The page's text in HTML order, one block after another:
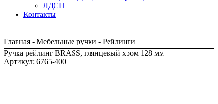
ЛДСП
Контакты
Главная - Мебельные ручки - Рейлинги
Ручка рейлинг BRASS, глянцевый хром 128 мм
Артикул: 6765-400